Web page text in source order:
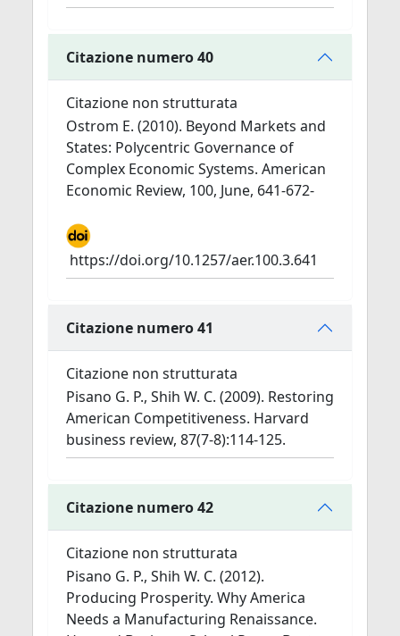
Citazione numero 40
Citazione non strutturata
Ostrom E. (2010). Beyond Markets and
States: Polycentric Governance of
Complex Economic Systems. American
Economic Review, 100, June, 641-672-
https://doi.org/10.1257/aer.100.3.641
Citazione numero 41
Citazione non strutturata
Pisano G. P., Shih W. C. (2009). Restoring
American Competitiveness. Harvard
business review, 87(7-8):114-125.
Citazione numero 42
Citazione non strutturata
Pisano G. P., Shih W. C. (2012).
Producing Prosperity. Why America
Needs a Manufacturing Renaissance.